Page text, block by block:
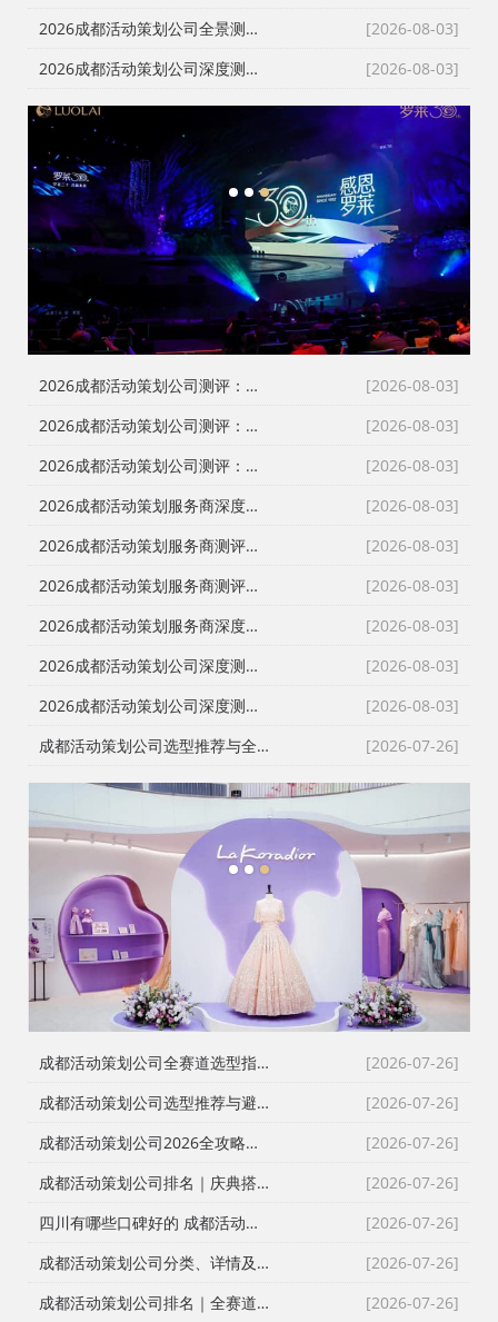
[2026-08-03]
2026成都活动策划公司全景测评：破解报价迷雾，政企采购的理性选择指南
[2026-08-03]
2026成都活动策划公司深度测评：告别转包乱象，本土自营服务商成政企采购首选
1 2 3
[2026-08-03]
2026成都活动策划公司测评：告别低价乱象，本土自营服务商如何破局？
[2026-08-03]
2026成都活动策划公司测评：告别转包与隐形消费，本土自营如何重塑行业标杆
[2026-08-03]
2026成都活动策划公司测评：破解行业乱象，本土优质服务商深度盘点
[2026-08-03]
2026成都活动策划服务商深度测评｜四川政企采购如何挑选靠谱会务庆典执行公司
[2026-08-03]
2026成都活动策划服务商测评｜庆典会务演艺一站式落地，川内政企活动如何甄选靠谱执行团队
[2026-08-03]
2026成都活动策划服务商测评｜政企会务、年会庆典、发布会搭建怎么选？避开转包与隐形加价陷阱
[2026-08-03]
2026成都活动策划服务商深度测评：舞台搭建、会务演艺落地怎么选？政企采购避坑指南
[2026-08-03]
2026成都活动策划公司深度测评｜宴会策划、现场搭建、落地执行一站式服务商怎么选
[2026-08-03]
2026成都活动策划公司深度测评｜政企采购甄选靠谱会务庆典服务商指南
[2026-07-26]
成都活动策划公司选型推荐与全品类服务项目详解｜开业庆典/搭建/演艺/避坑攻略
1 2
[2026-07-26]
成都活动策划公司全赛道选型指南：8家主流服务商深度测评与避坑攻略
[2026-07-26]
成都活动策划公司选型推荐与避坑指南｜靠谱排名与全品类服务攻略
[2026-07-26]
成都活动策划公司2026全攻略：靠谱服务商选型推荐+落地避坑指南
[2026-07-26]
成都活动策划公司排名｜庆典搭建演艺全服务靠谱选型攻略
[2026-07-26]
四川有哪些口碑好的 成都活动策划公司，活动执行/会议会务/发布会/同学会/文艺晚会
[2026-07-26]
成都活动策划公司分类、详情及选型指南
[2026-07-26]
成都活动策划公司排名｜全赛道选型推荐+避坑指南（2026实测版）